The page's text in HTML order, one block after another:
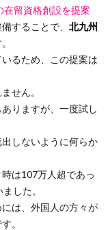
在留資格創設を提案
することで、 北九州
るため、この提案は
せん。
りますが、一度試し
しないように何らか
は107万人超であっ
した。
は、外国人の方々が
。